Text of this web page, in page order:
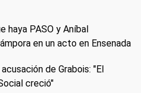
haya PASO y Aníbal
en un acto en Ensenada
de Grabois: "El
creció"